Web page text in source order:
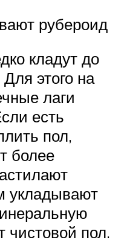
рубероид
кладут до
этого на
лаги
есть
пол,
более
укладывают
чистовой пол.